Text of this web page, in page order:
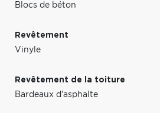
Blocs de béton
Revêtement
Vinyle
Revêtement de la toiture
Bardeaux d'asphalte